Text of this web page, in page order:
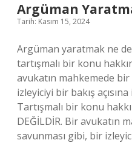
Argüman
Tarih: Kasım 15, 2024
Argüman yaratmak ne
tartışmalı bir konu
avukatın mahkemede bir
izleyiciyi bir bakış
Tartışmalı bir konu
DEĞİLDİR. Bir avukatın
savunması gibi, bir